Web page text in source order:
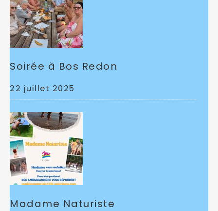
Soirée à Bos Redon
22 juillet 2025
Madame Naturiste